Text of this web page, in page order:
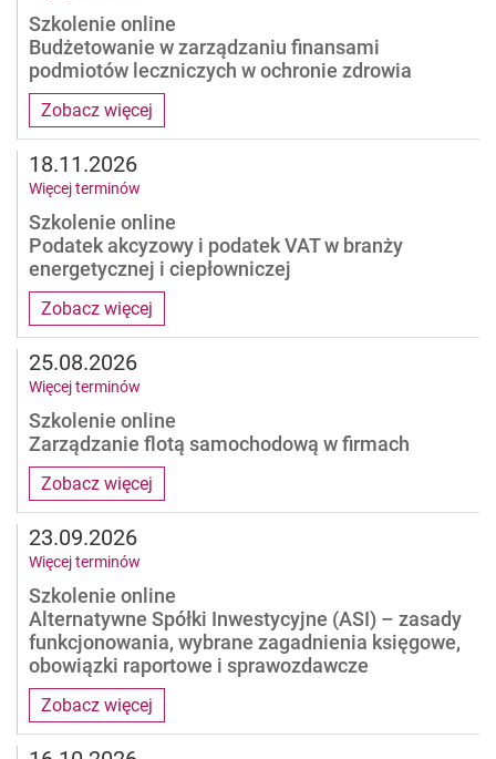
Zobacz więcej
Szkolenie online
Budżetowanie w zarządzaniu finansami
podmiotów leczniczych w ochronie zdrowia
Zobacz więcej
Szkolenie online
Podatek akcyzowy i podatek VAT w branży
energetycznej i ciepłowniczej
18.11.2026
Więcej terminów
Zobacz więcej
Szkolenie online
Zarządzanie flotą samochodową w firmach
25.08.2026
Więcej terminów
Zobacz więcej
Szkolenie online
Alternatywne Spółki Inwestycyjne (ASI) – zasady
funkcjonowania, wybrane zagadnienia księgowe,
obowiązki raportowe i sprawozdawcze
23.09.2026
Więcej terminów